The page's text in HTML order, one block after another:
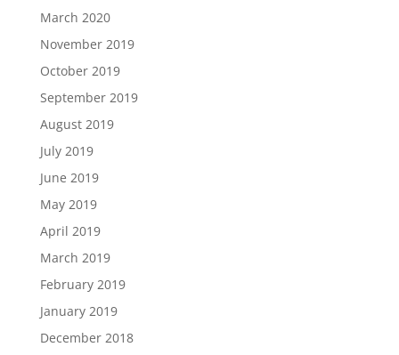
March 2020
November 2019
October 2019
September 2019
August 2019
July 2019
June 2019
May 2019
April 2019
March 2019
February 2019
January 2019
December 2018